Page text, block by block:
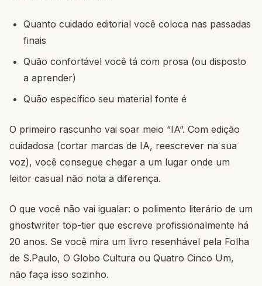
Quanto cuidado editorial você coloca nas passadas
finais
Quão confortável você tá com prosa (ou disposto
a aprender)
Quão específico seu material fonte é
O primeiro rascunho vai soar meio “IA”. Com edição
cuidadosa (cortar marcas de IA, reescrever na sua
voz), você consegue chegar a um lugar onde um
leitor casual não nota a diferença.
O que você não vai igualar: o polimento literário de um
ghostwriter top-tier que escreve profissionalmente há
20 anos. Se você mira um livro resenhável pela Folha
de S.Paulo, O Globo Cultura ou Quatro Cinco Um,
não faça isso sozinho.